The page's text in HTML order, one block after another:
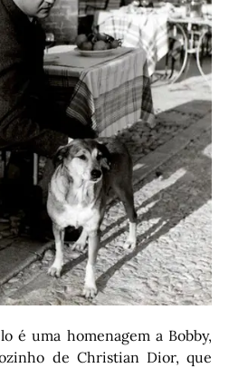
é uma homenagem a Bobby,
de Christian Dior, que